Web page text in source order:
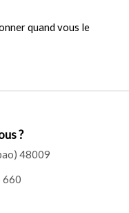
quand vous le
?
48009
660